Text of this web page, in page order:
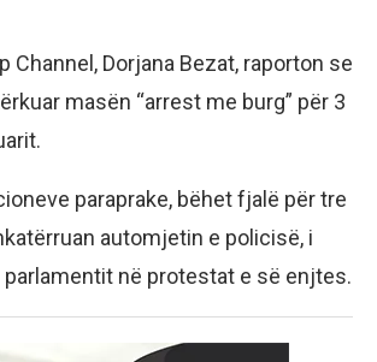
Channel, Dorjana Bezat, raporton se
masën “arrest me burg” për 3
paraprake, bëhet fjalë për tre
automjetin e policisë, i
parlamentit në protestat e së enjtes.